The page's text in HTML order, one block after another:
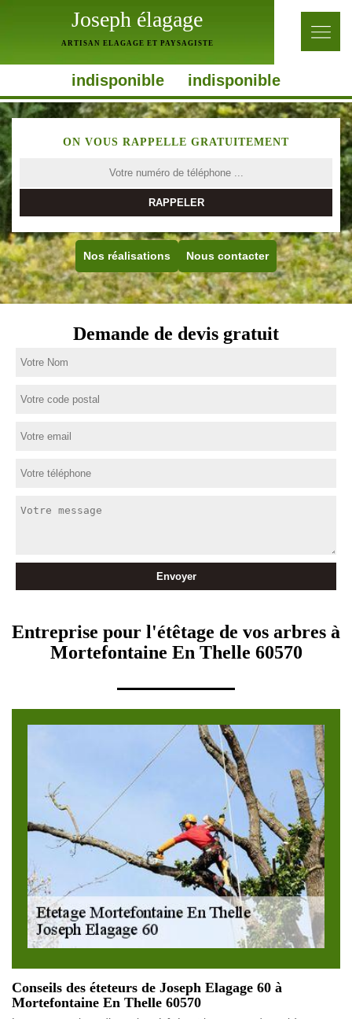
Joseph élagage
ARTISAN ELAGAGE ET PAYSAGISTE
indisponible indisponible
ON VOUS RAPPELLE GRATUITEMENT
Nos réalisations Nous contacter
Demande de devis gratuit
Entreprise pour l'étêtage de vos arbres à
Mortefontaine En Thelle 60570
Conseils des éteteurs de Joseph Elagage 60 à
Mortefontaine En Thelle 60570